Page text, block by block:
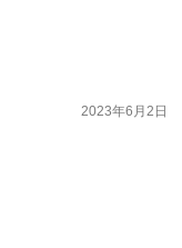
2023年6月2日